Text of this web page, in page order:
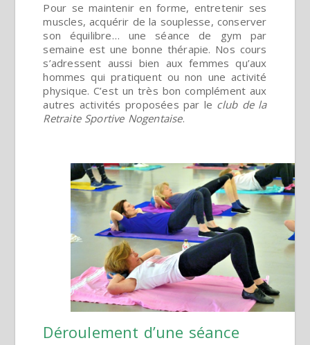
Pour se maintenir en forme, entretenir ses
muscles, acquérir de la souplesse, conserver
son équilibre… une séance de gym par
semaine est une bonne thérapie. Nos cours
s’adressent aussi bien aux femmes qu’aux
hommes qui pratiquent ou non une activité
physique. C’est un très bon complément aux
autres activités proposées par le club de la
Retraite Sportive Nogentaise.
Déroulement d’une séance